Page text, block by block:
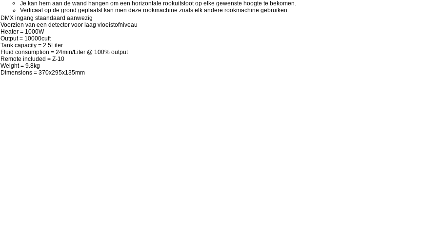
Je kan hem aan de wand hangen om een horizontale rookuitstoot op elke gewenste hoogte te bekomen.
Verticaal op de grond geplaatst kan men deze rookmachine zoals elk andere rookmachine gebruiken.
DMX ingang staandaard aanwezig
Voorzien van een detector voor laag vloeistofniveau
Heater = 1000W
Output = 10000cuft
Tank capacity = 2.5Liter
Fluid consumption = 24min/Liter @ 100% output
Remote included = Z-10
Weight = 9.8kg
Dimensions = 370x295x135mm